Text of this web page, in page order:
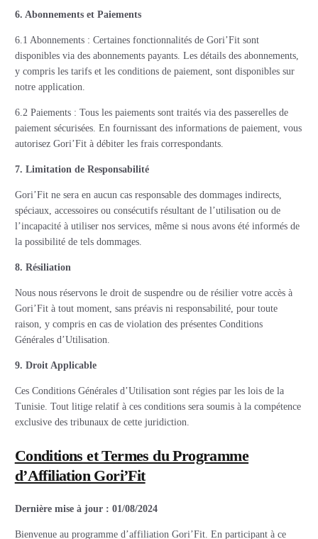
6. Abonnements et Paiements
6.1 Abonnements : Certaines fonctionnalités de Gori’Fit sont
disponibles via des abonnements payants. Les détails des abonnements,
y compris les tarifs et les conditions de paiement, sont disponibles sur
notre application.
6.2 Paiements : Tous les paiements sont traités via des passerelles de
paiement sécurisées. En fournissant des informations de paiement, vous
autorisez Gori’Fit à débiter les frais correspondants.
7. Limitation de Responsabilité
Gori’Fit ne sera en aucun cas responsable des dommages indirects,
spéciaux, accessoires ou consécutifs résultant de l’utilisation ou de
l’incapacité à utiliser nos services, même si nous avons été informés de
la possibilité de tels dommages.
8. Résiliation
Nous nous réservons le droit de suspendre ou de résilier votre accès à
Gori’Fit à tout moment, sans préavis ni responsabilité, pour toute
raison, y compris en cas de violation des présentes Conditions
Générales d’Utilisation.
9. Droit Applicable
Ces Conditions Générales d’Utilisation sont régies par les lois de la
Tunisie. Tout litige relatif à ces conditions sera soumis à la compétence
exclusive des tribunaux de cette juridiction.
Conditions et Termes du Programme
d’Affiliation Gori’Fit
Dernière mise à jour : 01/08/2024
Bienvenue au programme d’affiliation Gori’Fit. En participant à ce